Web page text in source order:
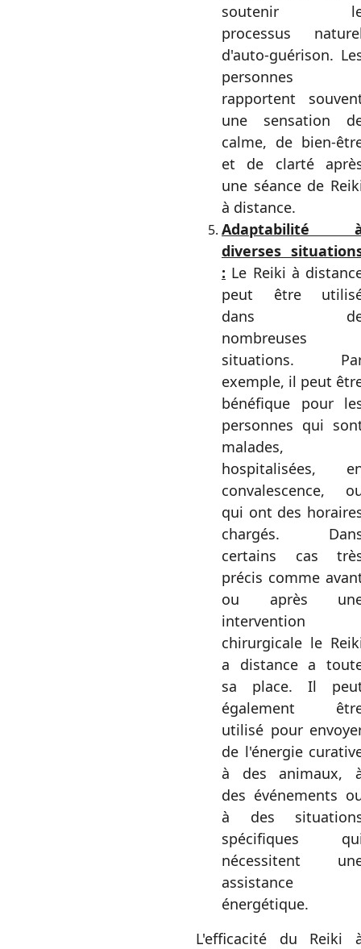
soutenir
processus
d'auto-guérison.
personnes
rapportent
une sensation
calme, de bien-
et de clarté
une séance de
à distance.
Adaptabilité
diverses
: Le Reiki à
peut être
dans
nombreuses
situations.
exemple, il peut
bénéfique pour
personnes qui
malades,
hospitalisées,
convalescence,
qui ont des
chargés.
certains cas
précis comme
ou après
intervention
chirurgicale le
a distance a
sa place. Il
également
utilisé pour
de l'énergie
à des animaux,
des événements
à des
spécifiques
nécessitent
assistance
énergétique.
L'efficacité du Reiki